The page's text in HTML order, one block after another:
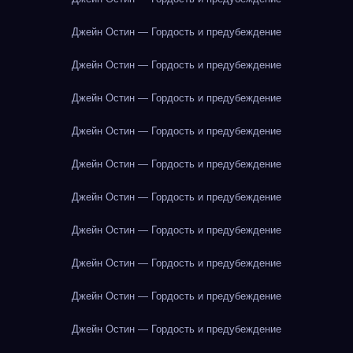
Джейн Остин — Гордость и предубеждение
Джейн Остин — Гордость и предубеждение
Джейн Остин — Гордость и предубеждение
Джейн Остин — Гордость и предубеждение
Джейн Остин — Гордость и предубеждение
Джейн Остин — Гордость и предубеждение
Джейн Остин — Гордость и предубеждение
Джейн Остин — Гордость и предубеждение
Джейн Остин — Гордость и предубеждение
Джейн Остин — Гордость и предубеждение